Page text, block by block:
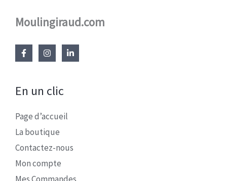
Moulingiraud.com
En un clic
Page d’accueil
La boutique
Contactez-nous
Mon compte